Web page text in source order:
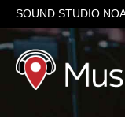
SOUND STUDIO